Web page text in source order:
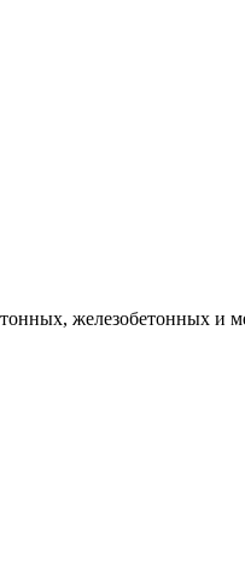
железобетонных и